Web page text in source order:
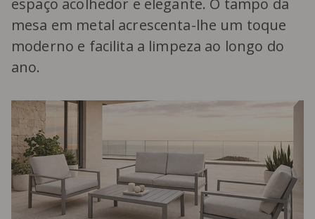
mesa em metal acrescenta-lhe um toque
moderno e facilita a limpeza ao longo do
ano.